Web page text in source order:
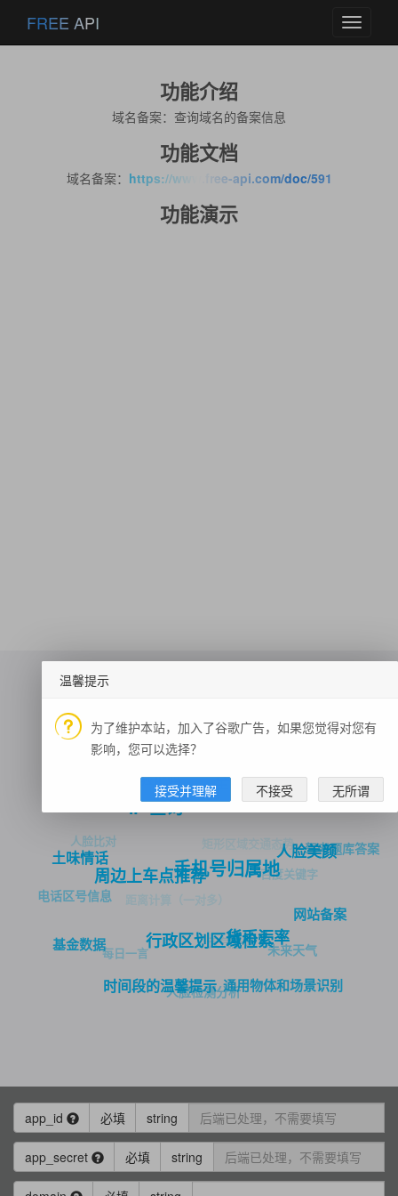
Toggle
FREE API
功能介绍
域名备案：查询域名的备案信息
功能文档
域名备案： https://www.free-api.com/doc/591
功能演示
基金数据
时间段的温馨提示
行政区划区域检索
周边上车点推荐
土味情话
电话区号信息
每日一言
人脸检测分析通用物体和场景识别
货币汇率
手机号归属地
IP 查询
随机图片验证码
人脸比对
距离计算（一对多）
天气查询 未来天气
网站备案
人脸美颜
全国行政
评论观点抽取
IP地址查询
外汇汇率
矩形区域交通态势
百度关键字
驾考题库答案
详细天气
老黄历时辰
app_id 必填 string
app_secret 必填 string
温馨提示
为了维护本站，加入了谷歌广告，如果您觉得对您有
影响，您可以选择？
接受并理解 不接受 无所谓